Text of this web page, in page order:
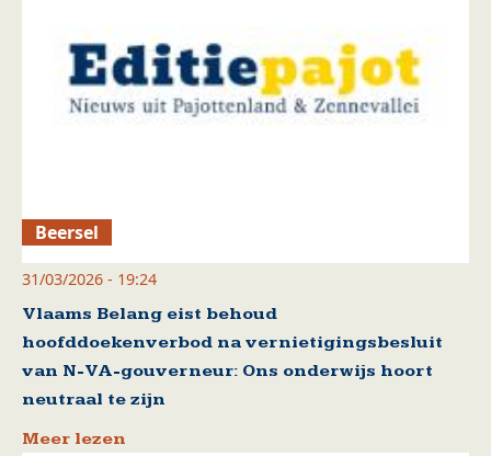
Beersel
31/03/2026 - 19:24
Vlaams Belang eist behoud
hoofddoekenverbod na vernietigingsbesluit
van N-VA-gouverneur: Ons onderwijs hoort
neutraal te zijn
Meer lezen